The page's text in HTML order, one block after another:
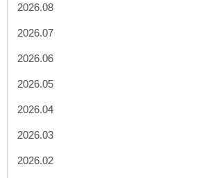
2026.08
2026.07
2026.06
2026.05
2026.04
2026.03
2026.02